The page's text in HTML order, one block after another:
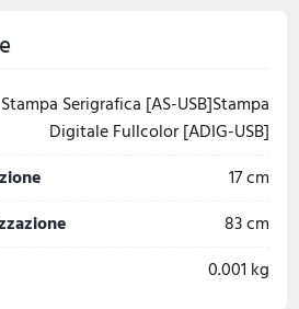
Stampa Serigrafica [AS-USB]Stampa
Digitale Fullcolor [ADIG-USB]
17 cm
83 cm
0.001 kg